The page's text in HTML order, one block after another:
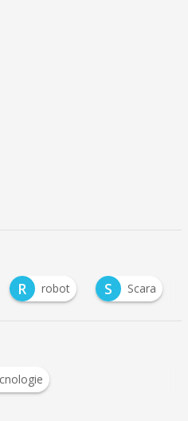
R robot S Scara